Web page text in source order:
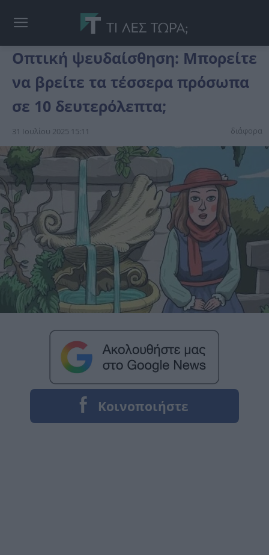
Οπτική ψευδαίσθηση: Μπορείτε
να βρείτε τα τέσσερα πρόσωπα
σε 10 δευτερόλεπτα;
31 Ιουλίου 2025 15:11 διάφορα